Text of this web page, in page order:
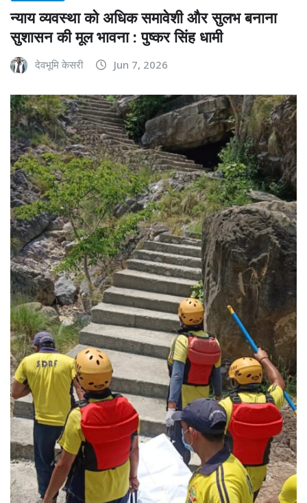
न्याय व्यवस्था को अधिक समावेशी और सुलभ बनाना
सुशासन की मूल भावना : पुष्कर सिंह धामी
देवभूमि केसरी Jun 7, 2026